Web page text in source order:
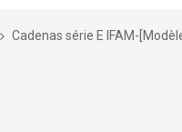
Cadenas série E IFAM-